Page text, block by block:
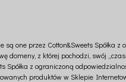
one przez Cotton&Sweets
domeny, z której pochodzi, swój
Spółka z ograniczoną
produktów w Sklepie